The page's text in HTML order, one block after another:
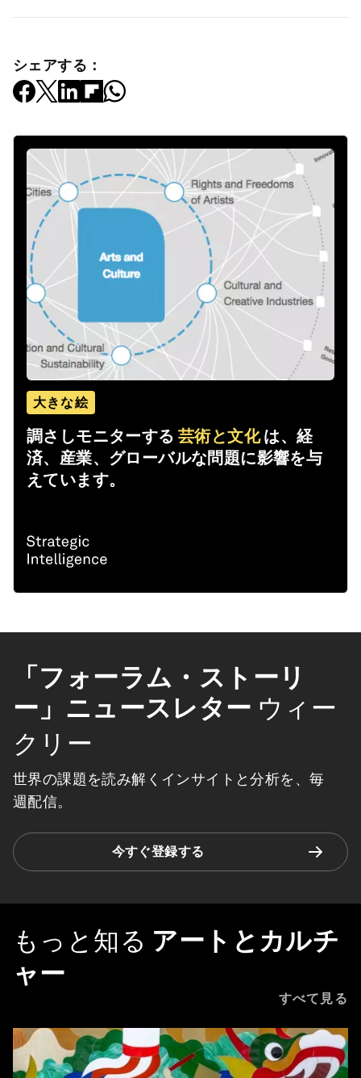
シェアする：
大きな絵
調さしモニターする 芸術と文化 は、経
済、産業、グローバルな問題に影響を与
えています。
「フォーラム・ストーリ
ー」ニュースレター ウィー
クリー
世界の課題を読み解くインサイトと分析を、毎
週配信。
今すぐ登録する
もっと知る アートとカルチ
ャー
すべて見る